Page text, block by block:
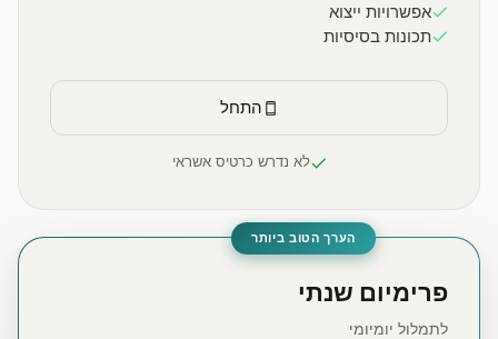
אפשרויות ייצוא
תכונות בסיסיות
התחל
לא נדרש כרטיס אשראי
הערך הטוב ביותר
פרימיום שנתי
לתמלול יומיומי